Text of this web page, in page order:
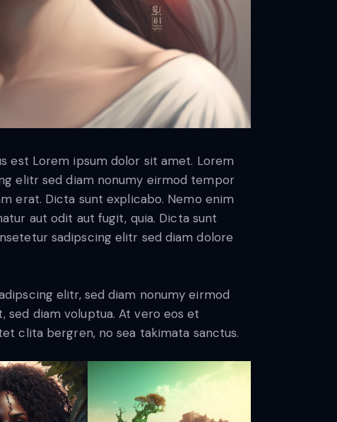
est Lorem ipsum dolor sit amet. Lorem
elitr sed diam nonumy eirmod tempor
erat. Dicta sunt explicabo. Nemo enim
aut odit aut fugit, quia. Dicta sunt
sadipscing elitr sed diam dolore
elitr, sed diam nonumy eirmod
diam voluptua. At vero eos et
clita bergren, no sea takimata sanctus.